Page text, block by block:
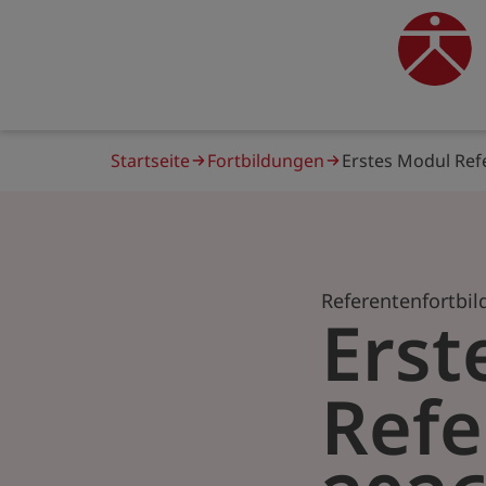
Startseite Fortbildungen Erstes Modul